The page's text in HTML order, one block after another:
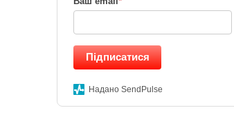
Підписатися
Надано SendPulse